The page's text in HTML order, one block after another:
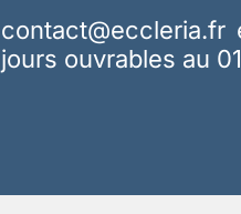
contact@eccleria.fr
jours ouvrables au